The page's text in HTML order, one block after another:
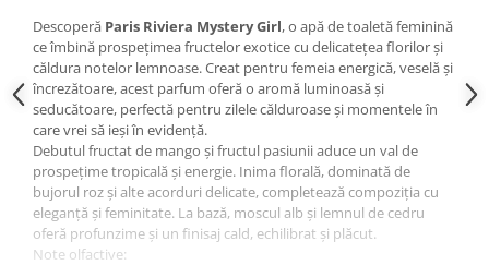
Descoperă Paris Riviera Mystery Girl, o apă de toaletă feminină
ce îmbină prospețimea fructelor exotice cu delicatețea florilor și
căldura notelor lemnoase. Creat pentru femeia energică, veselă și
încrezătoare, acest parfum oferă o aromă luminoasă și
seducătoare, perfectă pentru zilele călduroase și momentele în
care vrei să ieși în evidență.
Debutul fructat de mango și fructul pasiunii aduce un val de
prospețime tropicală și energie. Inima florală, dominată de
bujorul roz și alte acorduri delicate, completează compoziția cu
eleganță și feminitate. La bază, moscul alb și lemnul de cedru
oferă profunzime și un finisaj cald, echilibrat și plăcut.
Note olfactive: